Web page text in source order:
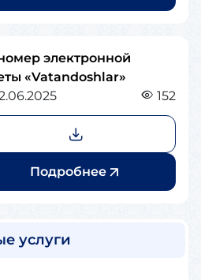
электронной
«Vatandoshlar»
152
Подробнее
услуги